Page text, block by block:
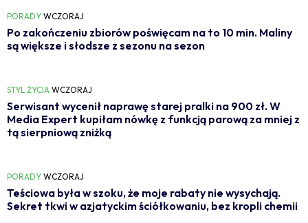
PORADY WCZORAJ
Po zakończeniu zbiorów poświęcam na to 10 min. Maliny
są większe i słodsze z sezonu na sezon
STYL ŻYCIA WCZORAJ
Serwisant wycenił naprawę starej pralki na 900 zł. W
Media Expert kupiłam nówkę z funkcją parową za mniej z
tą sierpniową zniżką
PORADY WCZORAJ
Teściowa była w szoku, że moje rabaty nie wysychają.
Sekret tkwi w azjatyckim ściółkowaniu, bez kropli chemii